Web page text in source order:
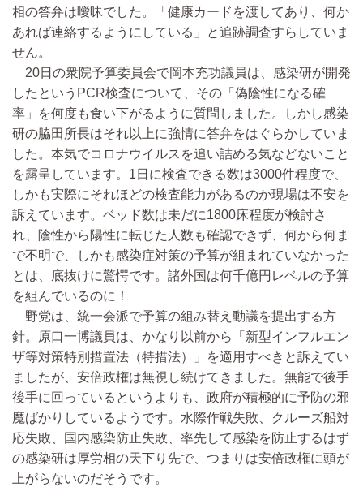
相の答弁は曖昧でした。「健康カードを渡してあり、何か
あれば連絡するようにしている」と追跡調査すらしていま
せん。
20日の衆院予算委員会で岡本充功議員は、感染研が開発
したというPCR検査について、その「偽陰性になる確
率」を何度も食い下がるように質問しました。しかし感染
研の脇田所長はそれ以上に強情に答弁をはぐらかしていま
した。本気でコロナウイルスを追い詰める気などないこと
を露呈しています。1日に検査できる数は3000件程度で、
しかも実際にそれほどの検査能力があるのか現場は不安を
訴えています。ベッド数は未だに1800床程度が検討さ
れ、陰性から陽性に転じた人数も確認できず、何から何ま
で不明で、しかも感染症対策の予算が組まれていなかった
とは、底抜けに驚愕です。諸外国は何千億円レベルの予算
を組んでいるのに！
野党は、統一会派で予算の組み替え動議を提出する方
針。原口一博議員は、かなり以前から「新型インフルエン
ザ等対策特別措置法（特措法）」を適用すべきと訴えてい
ましたが、安倍政権は無視し続けてきました。無能で後手
後手に回っているというよりも、政府が積極的に予防の邪
魔ばかりしているようです。水際作戦失敗、クルーズ船対
応失敗、国内感染防止失敗、率先して感染を防止するはず
の感染研は厚労相の天下り先で、つまりは安倍政権に頭が
上がらないのだそうです。